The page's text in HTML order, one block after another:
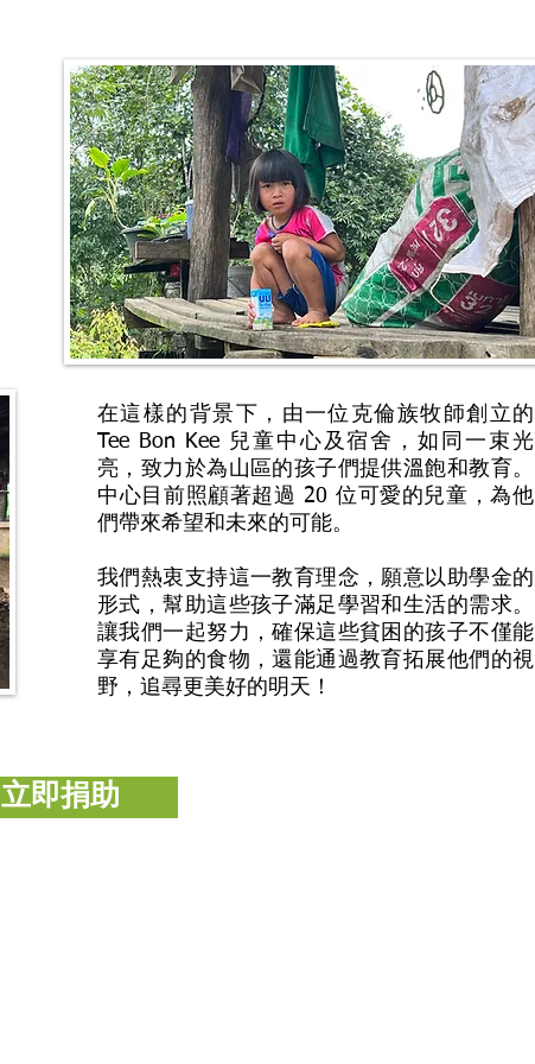
在這樣的背景下，由一位克倫族牧師創立的
Tee Bon Kee 兒童中心及宿舍，如同一束光
亮，致力於為山區的孩子們提供溫飽和教育。
中心目前照顧著超過 20 位可愛的兒童，為他
們帶來希望和未來的可能。
我們熱衷支持這一教育理念，願意以助學金的
形式，幫助這些孩子滿足學習和生活的需求。
讓我們一起努力，確保這些貧困的孩子不僅能
享有足夠的食物，還能通過教育拓展他們的視
野，追尋更美好的明天！
立即捐助